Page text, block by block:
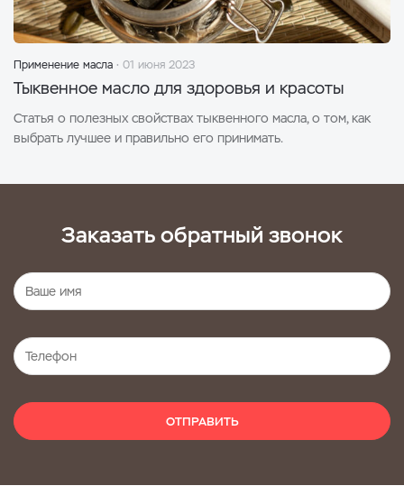
Применение масла 01 июня 2023
Тыквенное масло для здоровья и красоты
Статья о полезных свойствах тыквенного масла, о том, как
выбрать лучшее и правильно его принимать.
Заказать обратный звонок
ОТПРАВИТЬ